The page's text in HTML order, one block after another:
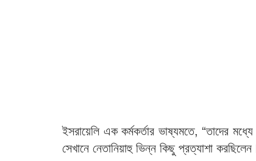
ইসরায়েলি এক কর্মকর্তার ভাষ্যমতে, “তাদের
সেখানে নেতানিয়াহু ভিন্ন কিছু প্রত্যাশা